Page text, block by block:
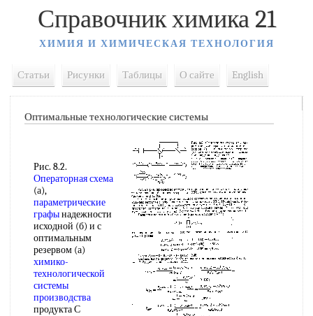
Справочник химика 21
ХИМИЯ И ХИМИЧЕСКАЯ ТЕХНОЛОГИЯ
Статьи Рисунки Таблицы О сайте English
Оптимальные технологические системы
Рис. 8.2.
Операторная схема
(а),
параметрические
графынадежности
исходной (б) и с
оптимальным
резервом (а)
химико-
технологической
системы
производства
продукта С